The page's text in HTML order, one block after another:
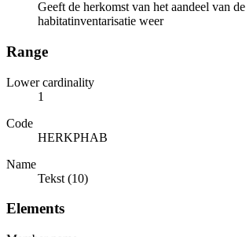
Geeft de herkomst van het aandeel van de
habitatinventarisatie weer
Range
Lower cardinality
1
Code
HERKPHAB
Name
Tekst (10)
Elements